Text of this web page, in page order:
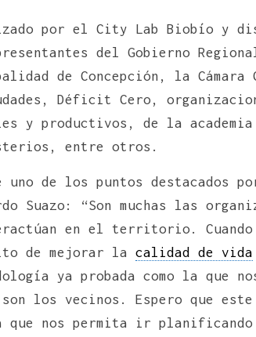
por el City Lab Biobío y
del Gobierno
de Concepción, la Cámara
Déficit Cero,
y productivos, de la
entre otros.
de los puntos destacados
Suazo: “Son muchas las
en el territorio. Cuando
de mejorar la calidad de vida
ya probada como la que
los vecinos. Espero que
que nos permita ir